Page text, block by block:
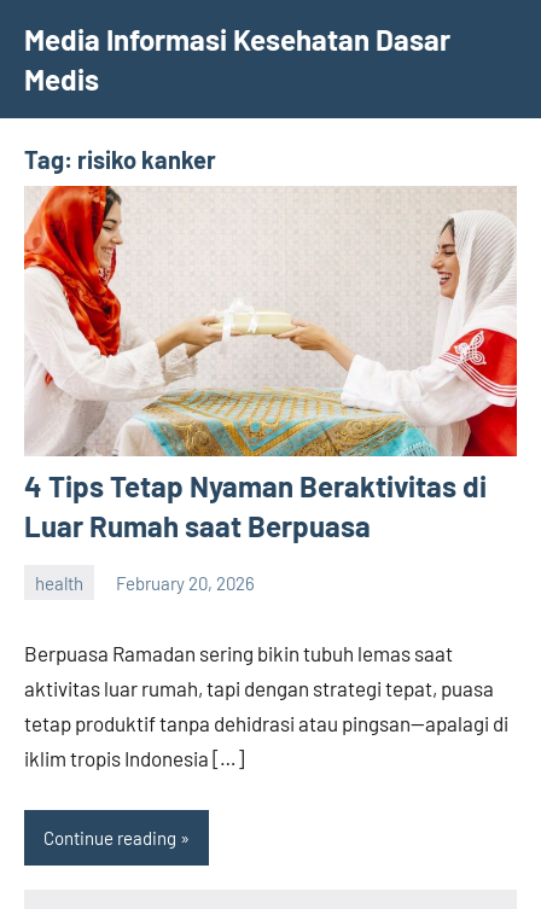
content
Media Informasi Kesehatan Dasar
Medis
Tag: risiko kanker
4 Tips Tetap Nyaman Beraktivitas di
Luar Rumah saat Berpuasa
health February 20, 2026
Berpuasa Ramadan sering bikin tubuh lemas saat
aktivitas luar rumah, tapi dengan strategi tepat, puasa
tetap produktif tanpa dehidrasi atau pingsan—apalagi di
iklim tropis Indonesia […]
Continue reading